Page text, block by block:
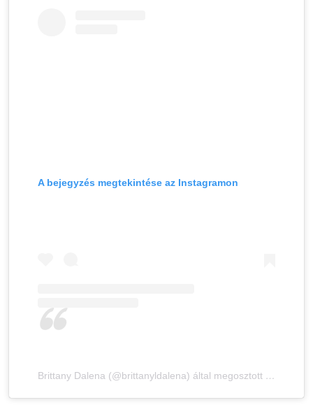
A bejegyzés megtekintése az Instagramon
Brittany Dalena (@brittanyldalena) által megosztott bejegyzés